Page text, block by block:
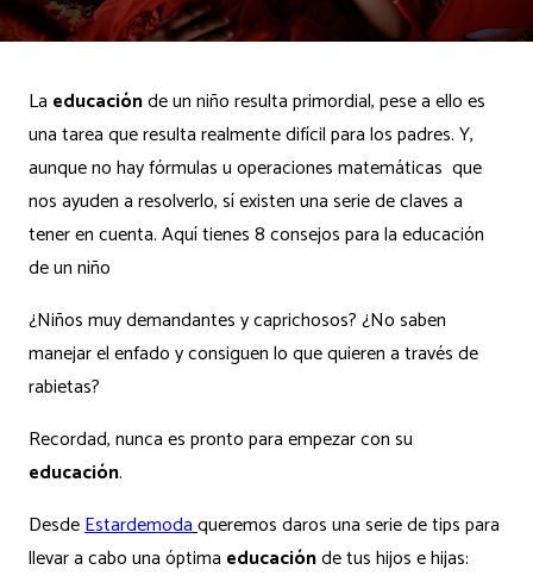
La educaciónde un niño resulta primordial, pese a ello es
una tarea que resulta realmente difícil para los padres. Y,
aunque no hay fórmulas u operaciones matemáticas que
nos ayuden a resolverlo, sí existen una serie de claves a
tener en cuenta. Aquí tienes 8 consejos para la educación
de un niño
¿Niños muy demandantes y caprichosos? ¿No saben
manejar el enfado y consiguen lo que quieren a través de
rabietas?
Recordad, nunca es pronto para empezar con su
educación.
DesdeEstardemodaqueremos daros una serie de tips para
llevar a cabo una óptima educaciónde tus hijos e hijas: